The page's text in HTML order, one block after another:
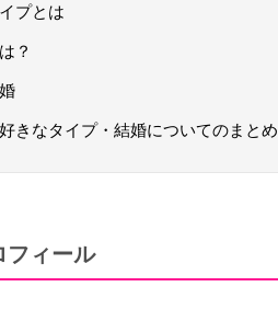
プとは
？
きなタイプ・結婚についてのまとめ
フィール